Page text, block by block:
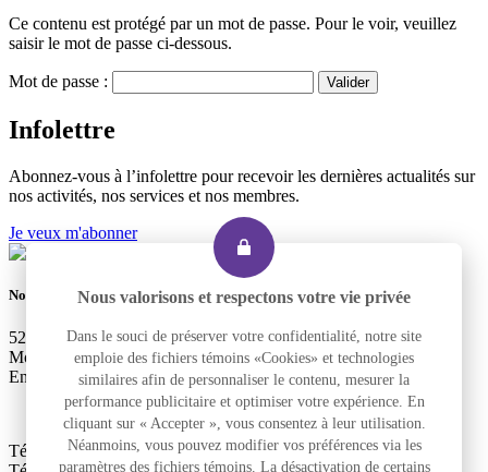
Ce contenu est protégé par un mot de passe. Pour le voir, veuillez
saisir le mot de passe ci-dessous.
Mot de passe :
Infolettre
Abonnez-vous à l’infolettre pour recevoir les dernières actualités sur
nos activités, nos services et nos membres.
Je veux m'abonner
Nous joindre
525, rue Dominion, Bureau 340
Montréal, Qc H3J 2B4
Entrée accessible et pour le transport adapté : 2290, rue Workman
Téléphone+1 514 933-2739
Nous valorisons et respectons votre vie privée
Dans le souci de préserver votre confidentialité, notre site
emploie des fichiers témoins «Cookies» et technologies
similaires afin de personnaliser le contenu, mesurer la
performance publicitaire et optimiser votre expérience. En
cliquant sur « Accepter », vous consentez à leur utilisation.
Néanmoins, vous pouvez modifier vos préférences via les
paramètres des fichiers témoins. La désactivation de certains